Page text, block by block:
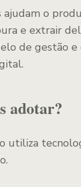
ajudam o
e extrair
de gestão
adotar?
utiliza